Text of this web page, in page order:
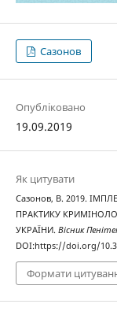
Сазонов
Опубліковано
19.09.2019
Як цитувати
Сазонов, В. 2019.
ПРАКТИКУ
УКРАЇНИ. Вісник
DOI:https://doi.org/
Формати